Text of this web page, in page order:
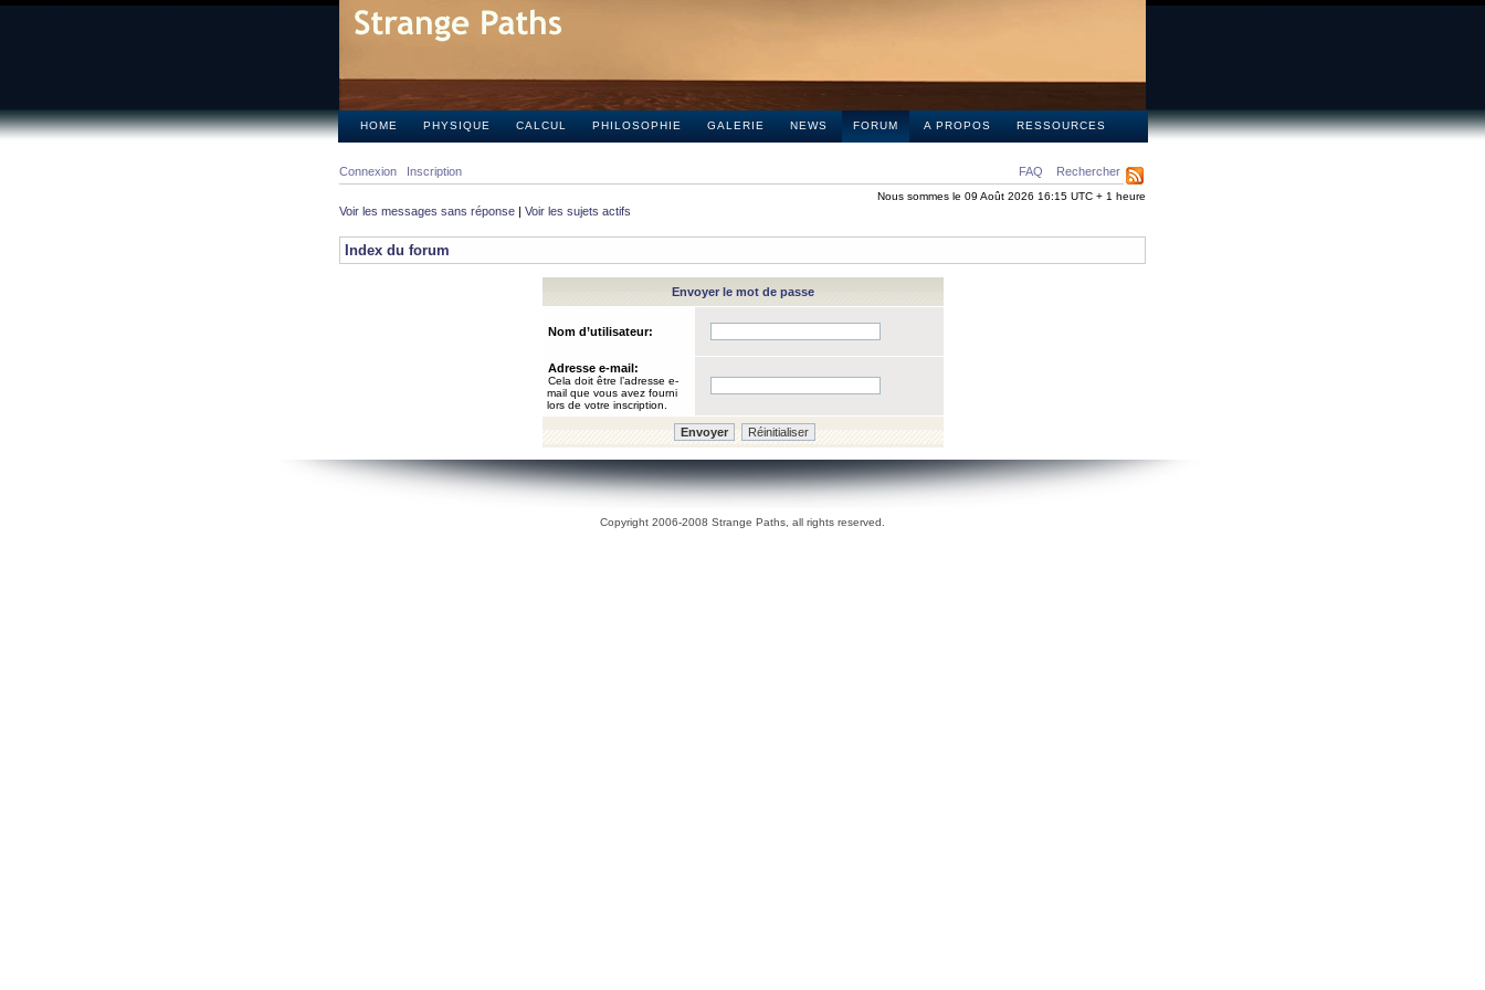
HOME PHYSIQUE CALCUL PHILOSOPHIE GALERIE NEWS FORUM A PROPOS RESSOURCES
FAQ Rechercher
Connexion Inscription
Nous sommes le 09 Août 2026 16:15 UTC + 1 heure
Voir les messages sans réponse | Voir les sujets actifs
Index du forum
Envoyer le mot de passe
Nom d’utilisateur:
Adresse e-mail:
Cela doit être l’adresse e-
mail que vous avez fourni
lors de votre inscription.
Copyright 2006-2008 Strange Paths, all rights reserved.